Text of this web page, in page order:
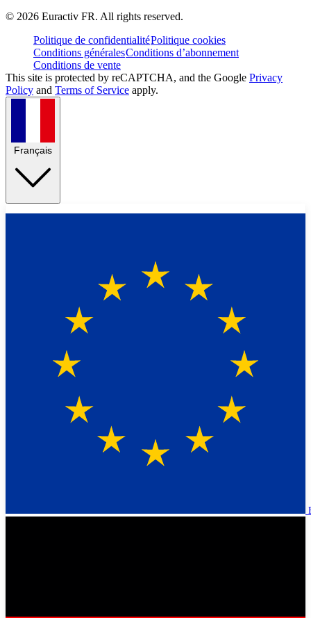
© 2026 Euractiv FR. All rights reserved.
Politique de confidentialitéPolitique cookies
Conditions généralesConditions d’abonnement
Conditions de vente
This site is protected by reCAPTCHA, and the Google Privacy
Policy and Terms of Service apply.
Français